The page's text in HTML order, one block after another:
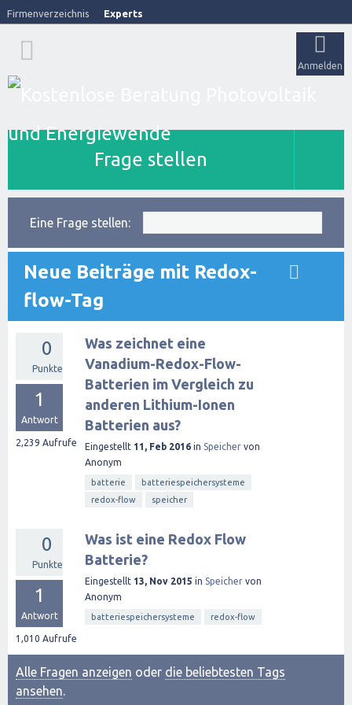
Firmenverzeichnis Experts
Anmelden
Frage stellen
Eine Frage stellen:
Neue Beiträge mit Redox-
flow-Tag
0
Punkte
1
Antwort
2,239 Aufrufe
Was zeichnet eine
Vanadium-Redox-Flow-
Batterien im Vergleich zu
anderen Lithium-Ionen
Batterien aus?
Eingestellt 11, Feb 2016 in Speicher von
Anonym
batterie
batteriespeichersysteme
redox-flow
speicher
0
Punkte
1
Antwort
1,010 Aufrufe
Was ist eine Redox Flow
Batterie?
Eingestellt 13, Nov 2015 in Speicher von
Anonym
batteriespeichersysteme redox-flow
Alle Fragen anzeigen oder die beliebtesten Tags
ansehen.